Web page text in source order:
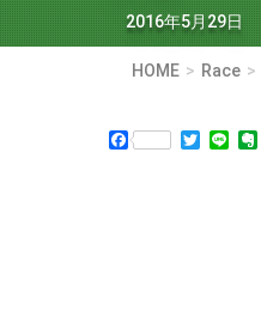
2016年5月29日
HOME Race
FacebookTwitter
Line